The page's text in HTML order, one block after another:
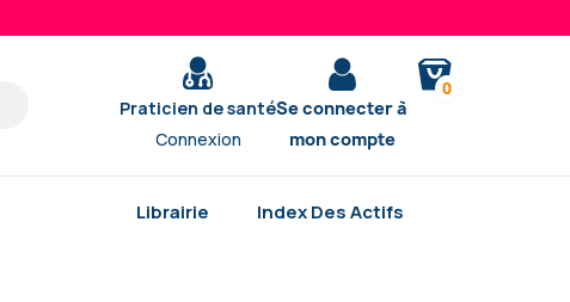
Praticien de santé
Connexion
Se connecter à
mon compte
0
Librairie Index Des Actifs